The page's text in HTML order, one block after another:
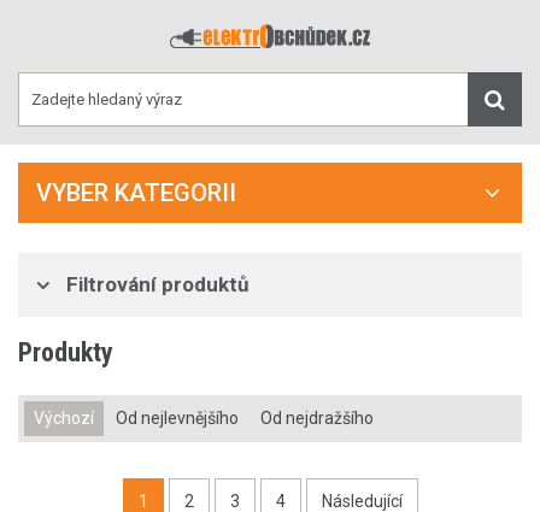
VYBER KATEGORII
Filtrování produktů
Produkty
Výchozí Od nejlevnějšího Od nejdražšího
1 2 3 4 Následující